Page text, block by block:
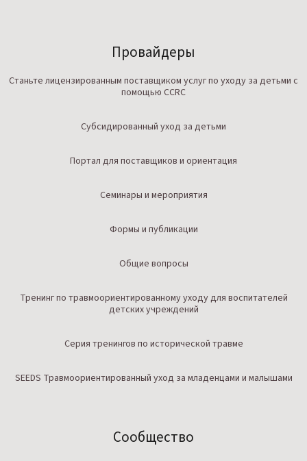
Провайдеры
Станьте лицензированным поставщиком услуг по уходу за детьми с
помощью CCRC
Субсидированный уход за детьми
Портал для поставщиков и ориентация
Семинары и мероприятия
Формы и публикации
Общие вопросы
Тренинг по травмоориентированному уходу для воспитателей
детских учреждений
Серия тренингов по исторической травме
SEEDS Травмоориентированный уход за младенцами и малышами
Сообщество